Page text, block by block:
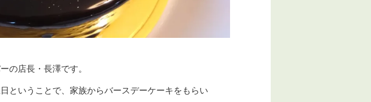
の店長・長澤です。
ということで、家族からバースデーケーキをもらい